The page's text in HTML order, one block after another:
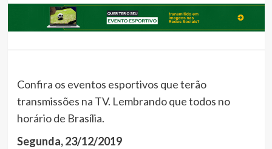
Confira os eventos esportivos que terão
transmissões na TV. Lembrando que todos no
horário de Brasília.
Segunda, 23/12/2019